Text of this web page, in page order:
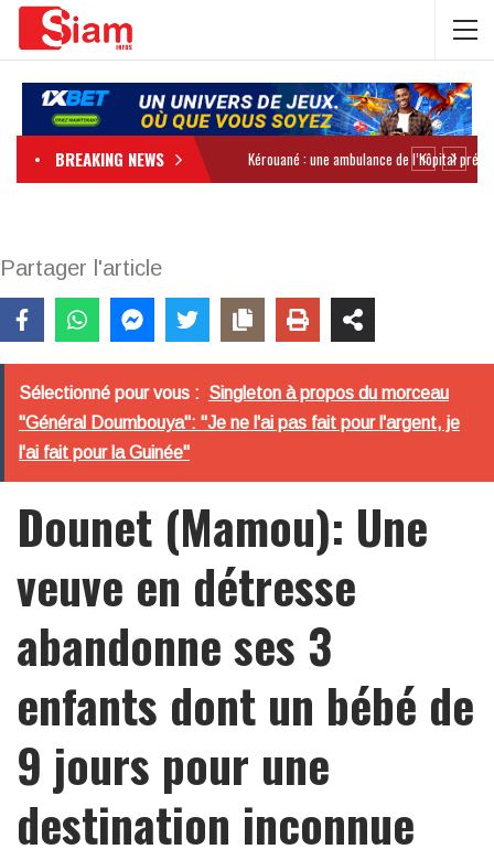
BREAKING NEWS
Partager l'article
Sélectionné pour vous : Singleton à propos du morceau
"Général Doumbouya": "Je ne l'ai pas fait pour l'argent, je
l'ai fait pour la Guinée"
Dounet (Mamou): Une
veuve en détresse
abandonne ses 3
enfants dont un bébé de
9 jours pour une
destination inconnue